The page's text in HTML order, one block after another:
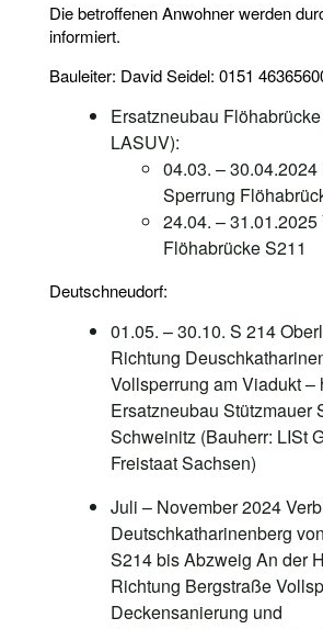
Die betroffenen Anwohner werden
informiert.
Bauleiter: David Seidel: 0151
Ersatzneubau
LASUV):
04.03. –
Sperrung
24.04. –
Flöhabrücke S211
Deutschneudorf:
01.05. – 30.10. S 214
Richtung
Vollsperrung am Viadukt –
Ersatzneubau Stützmauer
Schweinitz (Bauherr: LISt
Freistaat Sachsen)
Juli – November 2024
Deutschkatharinenberg
S214 bis Abzweig An der
Richtung Bergstraße
Deckensanierung und